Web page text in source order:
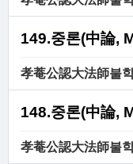
149.중론(中論,
孝菴公認大法師불
148.중론(中論,
孝菴公認大法師불